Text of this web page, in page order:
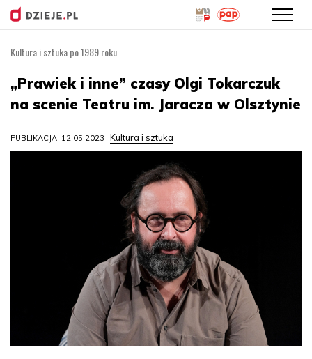
treści
Kultura i sztuka po 1989 roku
„Prawiek i inne” czasy Olgi Tokarczuk
na scenie Teatru im. Jaracza w Olsztynie
PUBLIKACJA: 12.05.2023 Kultura i sztuka